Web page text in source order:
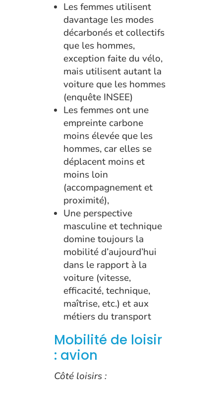
Les femmes utilisent
davantage les modes
décarbonés et collectifs
que les hommes,
exception faite du vélo,
mais utilisent autant la
voiture que les hommes
(enquête INSEE)
Les femmes ont une
empreinte carbone
moins élevée que les
hommes, car elles se
déplacent moins et
moins loin
(accompagnement et
proximité),
Une perspective
masculine et technique
domine toujours la
mobilité d’aujourd’hui
dans le rapport à la
voiture (vitesse,
efficacité, technique,
maîtrise, etc.) et aux
métiers du transport
Mobilité de loisir
: avion
Côté loisirs :